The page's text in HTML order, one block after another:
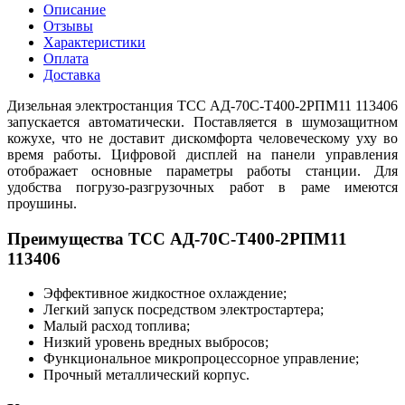
Описание
Отзывы
Характеристики
Оплата
Доставка
Дизельная электростанция ТСС АД-70С-Т400-2РПМ11 113406
запускается автоматически. Поставляется в шумозащитном
кожухе, что не доставит дискомфорта человеческому уху во
время работы. Цифровой дисплей на панели управления
отображает основные параметры работы станции. Для
удобства погрузо-разгрузочных работ в раме имеются
проушины.
Преимущества ТСС АД-70С-Т400-2РПМ11
113406
Эффективное жидкостное охлаждение;
Легкий запуск посредством электростартера;
Малый расход топлива;
Низкий уровень вредных выбросов;
Функциональное микропроцессорное управление;
Прочный металлический корпус.